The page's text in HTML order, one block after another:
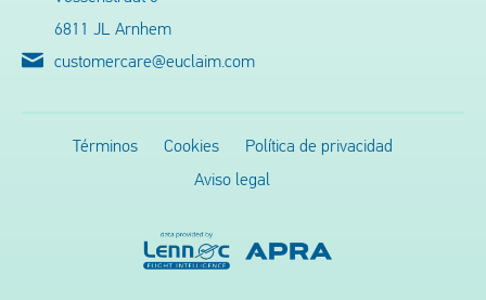
6811 JL Arnhem
customercare@euclaim.com
Términos Cookies
Política de privacidad
Aviso legal